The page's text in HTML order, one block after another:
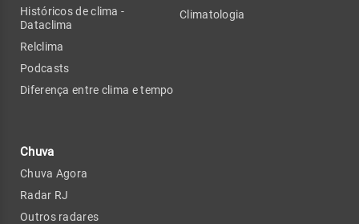
Históricos de clima -
Dataclima
Relclima
Podcasts
Diferença entre clima e tempo
Chuva
Chuva Agora
Radar RJ
Outros radares
Climatologia